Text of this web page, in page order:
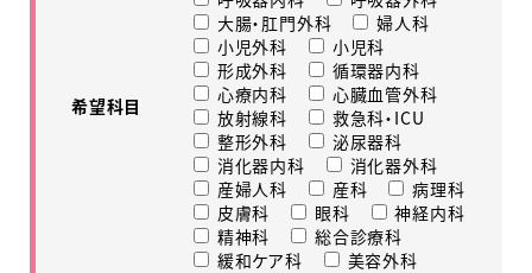
希望科目
大腸・肛門外科
婦人科
小児外科
小児科
形成外科
循環器内科
心療内科
心臓血管外科
放射線科
救急科・ICU
整形外科
泌尿器科
消化器内科
消化器外科
産婦人科
産科
病理科
皮膚科
眼科
神経内科
精神科
総合診療科
緩和ケア科
美容外科